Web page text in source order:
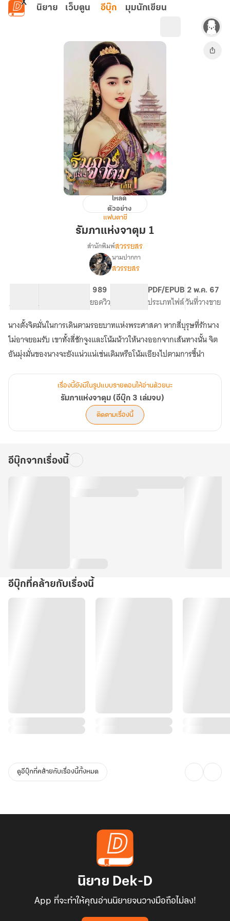
ข้ามไปยังเนื้อหาหลัก
นิยาย เว็บตูน อีบุ๊ก มุมนักเขียน
รัมภา
โหลด
ตัวอย่าง
แฟนตาซี
รัมภาแห่งจาตุม 1
เรื่อง
รัมภา
บุ๊ก
3
เล่ม
จบ)
สำนักพิมพ์สวรรยสร
นามปากกา
สวรรยสร
จำนวนคำ จำนวนหน้า (A5)
989
ยอดวิวระดับเนื้อหา
PDF/EPUB
ประเภทไฟล์
2 พ.ค. 67
วันที่วางขาย
นางตั้งจิตมั่นในการเดินตามรอยบาทแห่งพระศาสดา หากสี่บุรุษที่รักนาง
ไม่อาจยอมรับ เขาทั้งสี่ชักจูงและโน้มน้าวให้นางออกจากเส้นทางนั้น จิต
อันมุ่งมั่นของนางจะยังแน่วแน่เช่นเดิมหรือโน้มเอียงไปตามการชี้นำ
เรื่องนี้ยังมีในรูปแบบรายตอนให้อ่านด้วยนะ
รัมภาแห่งจาตุม (อีบุ๊ก 3 เล่มจบ)
ติดตามเรื่องนี้
อีบุ๊กจากเรื่องนี้
อีบุ๊กที่คล้ายกับเรื่องนี้
ดูอีบุ๊กที่คล้ายกับเรื่องนี้ทั้งหมด
นิยาย Dek-D
App ที่จะทำให้คุณอ่านนิยายจนวางมือถือไม่ลง!